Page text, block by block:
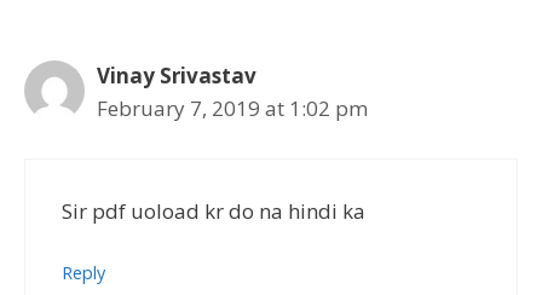
Vinay Srivastav
February 7, 2019 at 1:02 pm
Sir pdf uoload kr do na hindi ka
Reply